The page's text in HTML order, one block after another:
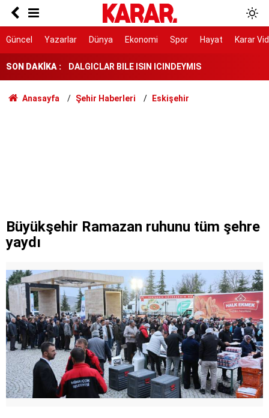
Güncel Yazarlar Dünya Ekonomi Spor Hayat Karar
SON DAKİKA :
Herkes Çeşme'ye akın ederken onlar burayı
keşfetti: İzmir'de 'Böyle bir yer hâlâ var mı?'
dedirtecek o saklı cennet
DALGICLAR BILE ISIN ICINDEYMIS
AK Parti ile fark 4 puanı aştı
buruk
mont arıyor
Anasayfa Şehir Haberleri Eskişehir
Büyükşehir Ramazan ruhunu tüm şehre
yaydı